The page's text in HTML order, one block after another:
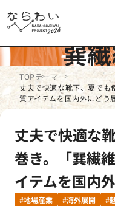
巽
TOPテーマ
丈夫で快適な靴下、夏でも
質アイテムを国内外にどう
丈夫で快適な
巻き。「巽繊
イテムを国内
#地場産業 #海外展開 #